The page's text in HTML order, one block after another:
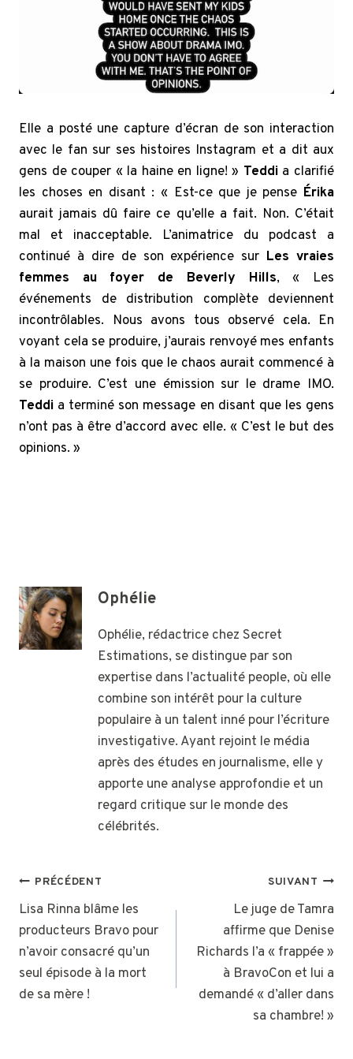
Elle a posté une capture d’écran de son interaction
avec le fan sur ses histoires Instagram et a dit aux
gens de couper « la haine en ligne! » Teddia clarifié
les choses en disant : « Est-ce que je pense Érika
aurait jamais dû faire ce qu’elle a fait. Non. C’était
mal et inacceptable. L’animatrice du podcast a
continué à dire de son expérience sur Les vraies
femmes au foyer de Beverly Hills, « Les
événements de distribution complète deviennent
incontrôlables. Nous avons tous observé cela. En
voyant cela se produire, j’aurais renvoyé mes enfants
à la maison une fois que le chaos aurait commencé à
se produire. C’est une émission sur le drame IMO.
Teddi a terminé son message en disant que les gens
n’ont pas à être d’accord avec elle. « C’est le but des
opinions. »
Ophélie
Ophélie, rédactrice chez Secret
Estimations, se distingue par son
expertise dans l’actualité people, où elle
combine son intérêt pour la culture
populaire à un talent inné pour l’écriture
investigative. Ayant rejoint le média
après des études en journalisme, elle y
apporte une analyse approfondie et un
regard critique sur le monde des
célébrités.
NAVIGATION
DE
L’ARTICLE
PRÉCÉDENT
Lisa Rinna blâme les
producteurs Bravo pour
n’avoir consacré qu’un
seul épisode à la mort
de sa mère !
SUIVANT
Le juge de Tamra
affirme que Denise
Richards l’a « frappée »
à BravoCon et lui a
demandé « d’aller dans
sa chambre! »